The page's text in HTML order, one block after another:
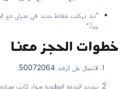
“تم تركيب شفاط جديد في منزلي مع الدكت
جداً.”
خطوات الحجز معنا
الاتصال على الرقم50072064
.
تحديد الخدمة المطلوبة سواء كانت صيانة